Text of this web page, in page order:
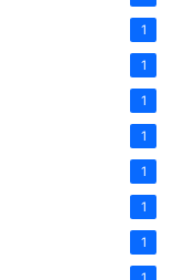
1
1
1
1
1
1
1